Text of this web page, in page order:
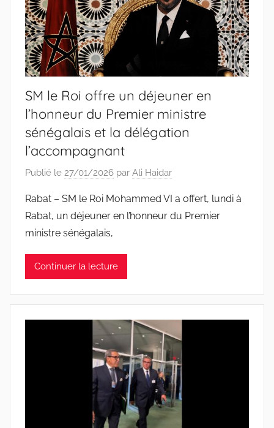
SM le Roi offre un déjeuner en
l’honneur du Premier ministre
sénégalais et la délégation
l’accompagnant
Publié le 27/01/2026 par Ali Haidar
Rabat – SM le Roi Mohammed VI a offert, lundi à
Rabat, un déjeuner en l’honneur du Premier
ministre sénégalais,
Continuer la lecture